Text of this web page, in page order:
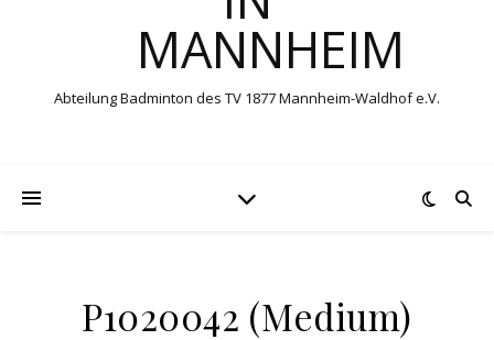
Abteilung Badminton des TV 1877 Mannheim-Waldhof e.V.
P1020042 (Medium)